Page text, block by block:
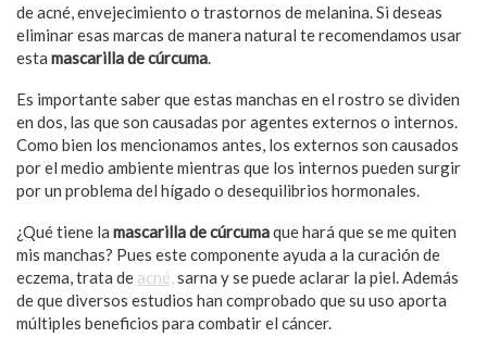
de acné, envejecimiento o trastornos de melanina. Si deseas
eliminar esas marcas de manera natural te recomendamos usar
esta mascarilla de cúrcuma.
Es importante saber que estas manchas en el rostro se dividen
en dos, las que son causadas por agentes externos o internos.
Como bien los mencionamos antes, los externos son causados
por el medio ambiente mientras que los internos pueden surgir
por un problema del hígado o desequilibrios hormonales.
¿Qué tiene la mascarilla de cúrcumaque hará que se me quiten
mis manchas? Pues este componente ayuda a la curación de
eczema, trata de acné,sarna y se puede aclarar la piel. Además
de que diversos estudios han comprobado que su uso aporta
múltiples beneficios para combatir el cáncer.